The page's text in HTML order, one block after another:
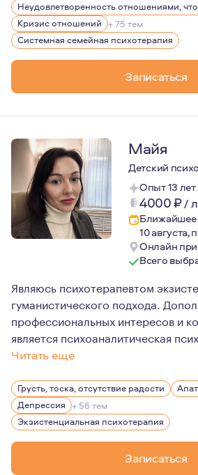
Главным принципом для меня в
Неудовлетворенность отношениями,
Кризис отношений + 75 тем
Системная семейная психотерапия
Записаться
Майя
Детский
Опыт 13 лет
4000₽/
Ближайшее
10 августа,
Онлайн
Всего
Являюсь психотерапевтом
гуманистического подхода.
профессиональных интересов и
является психоаналитическая
Читать еще
Имею базовое психологическое
Более 12 лет прохожу личную
Прохожу супервизию для
В 2024 году завершила
В 2025 году прошла программу
Грусть, тоска, отсутствие радости
Депрессия + 56 тем
Экзистенциальная психотерапия
Записаться